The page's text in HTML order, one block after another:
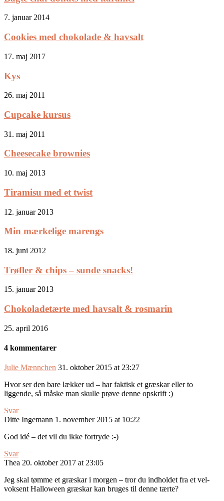
7. januar 2014
Cookies med chokolade & havsalt
17. maj 2017
Kys
26. maj 2011
Cupcake kursus
31. maj 2011
Cheesecake brownies
10. maj 2013
Tiramisu med et twist
12. januar 2013
Min mærkelige marengs
18. juni 2012
Trøfler & chips – sunde snacks!
15. januar 2013
Chokoladetærte med havsalt & rosmarin
25. april 2016
4 kommentarer
Julie Mænnchen 31. oktober 2015 at 23:27
Hvor ser den bare lækker ud – har faktisk et græskar eller to
liggende, så måske man skulle prøve denne opskrift :)
Svar
Ditte Ingemann 1. november 2015 at 10:22
God idé – det vil du ikke fortryde :-)
Svar
Thea 20. oktober 2017 at 23:05
Jeg skal tømme et græskar i morgen – tror du indholdet fra et vel-
voksent Halloween græskar kan bruges til denne tærte?